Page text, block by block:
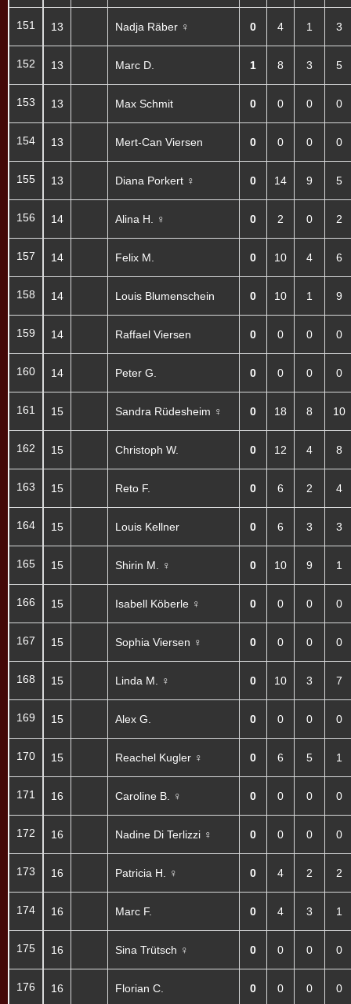
151
152
153
154
155
156
157
158
159
160
161
162
163
164
165
166
167
168
169
170
171
172
173
174
175
176
13 Nadja Räber ♀ 0 4 1 3
13 Marc D. 1 8 3 5
13 Max Schmit 0 0 0 0
13 Mert-Can Viersen 0 0 0 0
13 Diana Porkert ♀ 0 14 9 5
14 Alina H. ♀ 0 2 0 2
14 Felix M. 0 10 4 6
14 Louis Blumenschein 0 10 1 9
14 Raffael Viersen 0 0 0 0
14 Peter G. 0 0 0 0
15 Sandra Rüdesheim ♀ 0 18 8 10
15 Christoph W. 0 12 4 8
15 Reto F. 0 6 2 4
15 Louis Kellner 0 6 3 3
15 Shirin M. ♀ 0 10 9 1
15 Isabell Köberle ♀ 0 0 0 0
15 Sophia Viersen ♀ 0 0 0 0
15 Linda M. ♀ 0 10 3 7
15 Alex G. 0 0 0 0
15 Reachel Kugler ♀ 0 6 5 1
16 Caroline B. ♀ 0 0 0 0
16 Nadine Di Terlizzi ♀ 0 0 0 0
16 Patricia H. ♀ 0 4 2 2
16 Marc F. 0 4 3 1
16 Sina Trütsch ♀ 0 0 0 0
16 Florian C. 0 0 0 0